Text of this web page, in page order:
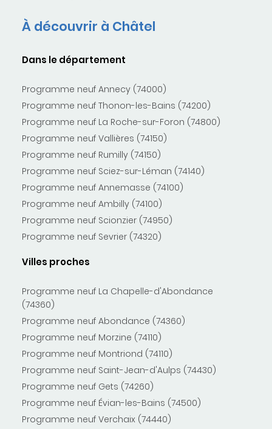
À découvrir à Châtel
Dans le département
Programme neuf Annecy (74000)
Programme neuf Thonon-les-Bains (74200)
Programme neuf La Roche-sur-Foron (74800)
Programme neuf Vallières (74150)
Programme neuf Rumilly (74150)
Programme neuf Sciez-sur-Léman (74140)
Programme neuf Annemasse (74100)
Programme neuf Ambilly (74100)
Programme neuf Scionzier (74950)
Programme neuf Sevrier (74320)
Villes proches
Programme neuf La Chapelle-d'Abondance
(74360)
Programme neuf Abondance (74360)
Programme neuf Morzine (74110)
Programme neuf Montriond (74110)
Programme neuf Saint-Jean-d'Aulps (74430)
Programme neuf Gets (74260)
Programme neuf Évian-les-Bains (74500)
Programme neuf Verchaix (74440)